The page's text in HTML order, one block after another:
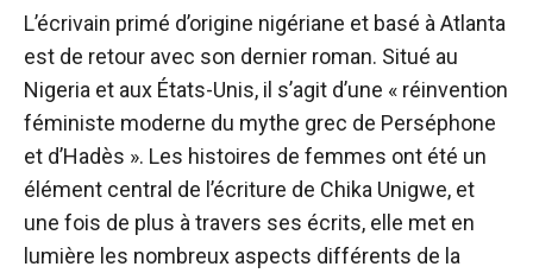
L’écrivain primé d’origine nigériane et basé à Atlanta
est de retour avec son dernier roman. Situé au
Nigeria et aux États-Unis, il s’agit d’une « réinvention
féministe moderne du mythe grec de Perséphone
et d’Hadès ». Les histoires de femmes ont été un
élément central de l’écriture de Chika Unigwe, et
une fois de plus à travers ses écrits, elle met en
lumière les nombreux aspects différents de la